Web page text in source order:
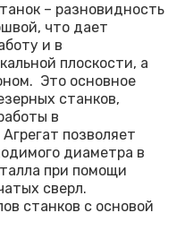
– разновидность
что дает
и в
плоскости, а
Это основное
станков,
в
позволяет
диаметра в
при помощи
сверл.
станков с основой